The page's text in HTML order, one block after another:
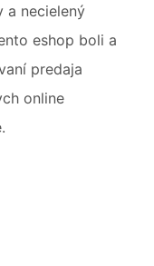
a necielený
eshop boli a
predaja
online